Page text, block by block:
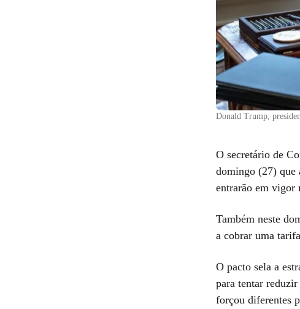
Donald Trump,
O secretário de
domingo (27) que
entrarão em vigor
Também neste
a cobrar uma
O pacto sela a
para tentar
forçou diferentes